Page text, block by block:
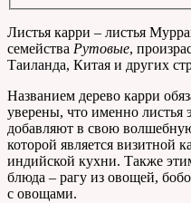
Листья карри – листья
семейства Рутовые,
Таиланда, Китая и других
Названием дерево карри
уверены, что именно листья
добавляют в свою
которой является визитной
индийской кухни. Также
блюда – рагу из овощей,
с овощами.